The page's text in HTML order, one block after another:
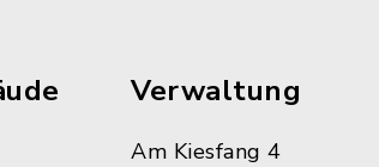
Verwaltung
Am Kiesfang 4